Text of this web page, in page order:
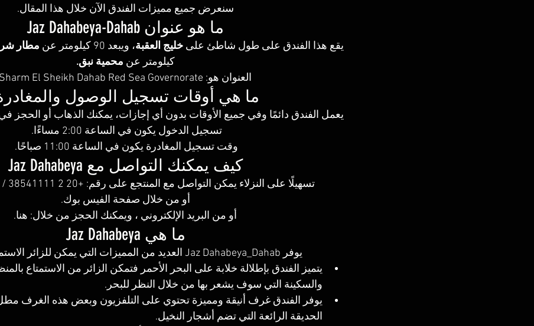
سنعرض جميع مميزات الفندق الآن خلال هذا المقال.
ما هو عنوان Jaz Dahabeya-Dahab
يقع هذا الفندق على طول شاطئ على خليج العقبة، ويبعد 90 كيلومتر عن مطار
كيلومتر عن محمية نبق.
ما هي أوقات تسجيل الوصول
يعمل الفندق دائمًا وفي جميع الأوقات بدون أي إجازات، يمكنك الذهاب أو
تسجيل الدخول يكون في الساعة 2:00 مساءًا.
وقت تسجيل المغادرة يكون في الساعة 11:00 صباحًا.
كيف يمكنك التواصل مع Jaz Dahabeya
تسهيلًا على النزلاء يمكن التواصل مع المنتجع على رقم: +20 2 38541111 / ‏‪069 3641264‬‏.
أو من خلال صفحة الفيس بوك.
أو من البريد الإلكتروني ، ويمكنك الحجز من خلال: هنا.
ما هي Jaz Dahabeya
يوفر Jaz Dahabeya_Dahab العديد من المميزات التي يمكن للزائر الاستمتاع بها مثل:
يتميز الفندق بإطلالة خلابة على البحر الأحمر فتمكن الزائر من الاستمتاع
والسكينة التي سوف يشعر بها من خلال النظر للبحر.
يوفر الفندق غرف أنيقة ومميزة تحتوي على التلفزيون وبعض هذه الغرف
الحديقة الرائعة التي تضم أشجار النخيل.